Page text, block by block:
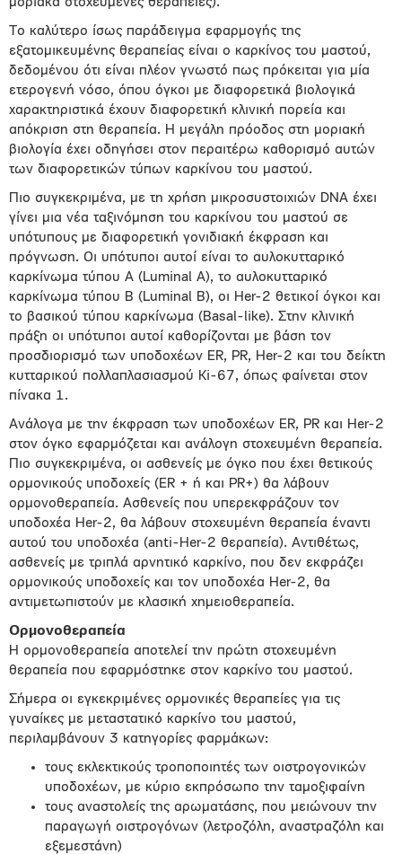
Το καλύτερο ίσως παράδειγμα εφαρμογής της
εξατομικευμένης θεραπείας είναι ο καρκίνος του μαστού,
δεδομένου ότι είναι πλέον γνωστό πως πρόκειται για μία
ετερογενή νόσο, όπου όγκοι με διαφορετικά βιολογικά
χαρακτηριστικά έχουν διαφορετική κλινική πορεία και
απόκριση στη θεραπεία. Η μεγάλη πρόοδος στη μοριακή
βιολογία έχει οδηγήσει στον περαιτέρω καθορισμό αυτών
των διαφορετικών τύπων καρκίνου του μαστού.
Πιο συγκεκριμένα, με τη χρήση μικροσυστοιχιών DNA έχει
γίνει μια νέα ταξινόμηση του καρκίνου του μαστού σε
υπότυπους με διαφορετική γονιδιακή έκφραση και
πρόγνωση. Οι υπότυποι αυτοί είναι το αυλοκυτταρικό
καρκίνωμα τύπου Α (Luminal A), το αυλοκυτταρικό
καρκίνωμα τύπου Β (Luminal B), οι Her-2 θετικοί όγκοι και
το βασικού τύπου καρκίνωμα (Basal-like). Στην κλινική
πράξη οι υπότυποι αυτοί καθορίζονται με βάση τον
προσδιορισμό των υποδοχέων ER, PR, Her-2 και του δείκτη
κυτταρικού πολλαπλασιασμού Ki-67, όπως φαίνεται στον
πίνακα 1.
Ανάλογα με την έκφραση των υποδοχέων ER, PR και Ηer-2
στον όγκο εφαρμόζεται και ανάλογη στοχευμένη θεραπεία.
Πιο συγκεκριμένα, οι ασθενείς με όγκο που έχει θετικούς
ορμονικούς υποδοχείς (ER + ή και PR+) θα λάβουν
ορμονοθεραπεία. Ασθενείς που υπερεκφράζουν τον
υποδοχέα Her-2, θα λάβουν στοχευμένη θεραπεία έναντι
αυτού του υποδοχέα (anti-Her-2 θεραπεία). Αντιθέτως,
ασθενείς με τριπλά αρνητικό καρκίνο, που δεν εκφράζει
ορμονικούς υποδοχείς και τον υποδοχέα Her-2, θα
αντιμετωπιστούν με κλασική χημειοθεραπεία.
Ορμονοθεραπεία
Η ορμονοθεραπεία αποτελεί την πρώτη στοχευμένη
θεραπεία που εφαρμόστηκε στον καρκίνο του μαστού.
Σήμερα οι εγκεκριμένες ορμονικές θεραπείες για τις
γυναίκες με μεταστατικό καρκίνο του μαστού,
περιλαμβάνουν 3 κατηγορίες φαρμάκων:
τους εκλεκτικούς τροποποιητές των οιστρογονικών
υποδοχέων, με κύριο εκπρόσωπο την ταμοξιφαίνη
τους αναστολείς της αρωματάσης, που μειώνουν την
παραγωγή οιστρογόνων (λετροζόλη, αναστραζόλη και
εξεμεστάνη)